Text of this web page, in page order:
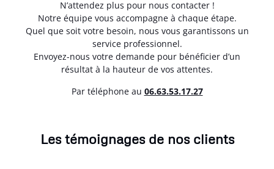
N’attendez plus pour nous contacter !
Notre équipe vous accompagne à chaque étape.
Quel que soit votre besoin, nous vous garantissons un
service professionnel.
Envoyez-nous votre demande pour bénéficier d’un
résultat à la hauteur de vos attentes.
Par téléphone au 06.63.53.17.27
Les témoignages de nos clients